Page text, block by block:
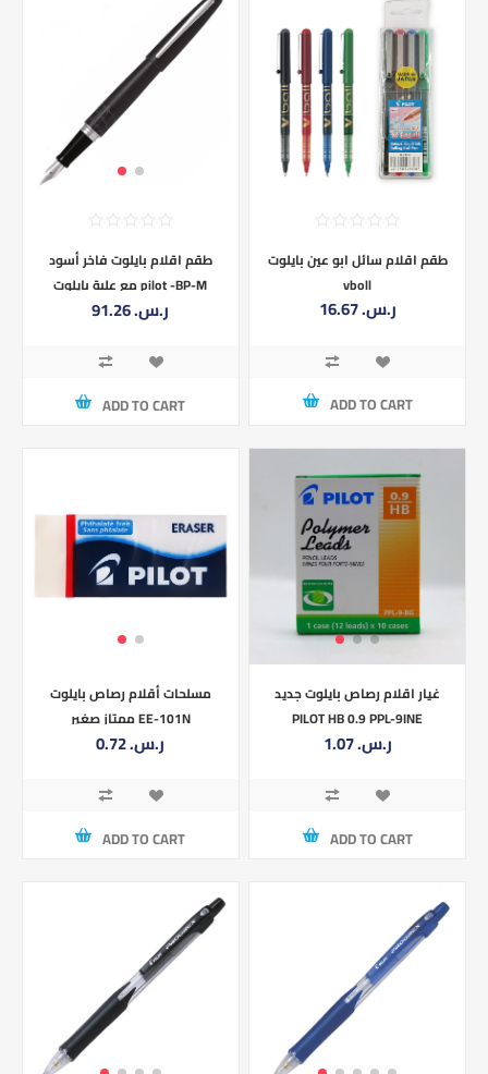
طقم اقلام بايلوت فاخر أسود
مع علبة بايلوت pilot -BP-M
91.26 ر.س.‏
ADD TO CART
طقم اقلام سائل ابو عين بايلوت
vboll
16.67 ر.س.‏
ADD TO CART
مسلحات أقلام رصاص بايلوت
ممتاز صغير EE-101N
0.72 ر.س.‏
ADD TO CART
غيار اقلام رصاص بايلوت جديد
PILOT HB 0.9 PPL-9INE
1.07 ر.س.‏
ADD TO CART